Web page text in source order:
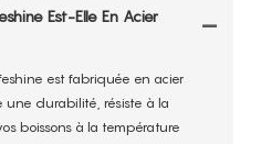
Est-Elle En Acier
est fabriquée en acier
durabilité, résiste à la
boissons à la température